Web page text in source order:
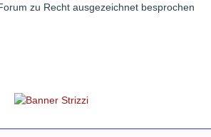
zu Recht ausgezeichnet besprochen